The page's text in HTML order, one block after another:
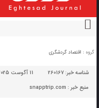
گروه : اقتصاد گردشگری
شناسه خبر:260167 11 آگوست 2025 - 14:16
منبع خبر : snapptrip.com